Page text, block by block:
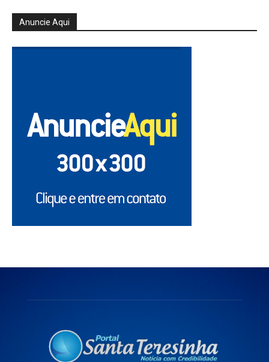
Anuncie Aqui